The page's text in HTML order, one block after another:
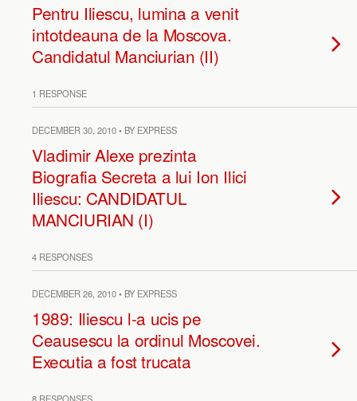
Pentru Iliescu, lumina a venit
intotdeauna de la Moscova.
Candidatul Manciurian (II)
1 RESPONSE
DECEMBER 30, 2010 • BY EXPRESS
Vladimir Alexe prezinta
Biografia Secreta a lui Ion Ilici
Iliescu: CANDIDATUL
MANCIURIAN (I)
4 RESPONSES
DECEMBER 26, 2010 • BY EXPRESS
1989: Iliescu l-a ucis pe
Ceausescu la ordinul Moscovei.
Executia a fost trucata